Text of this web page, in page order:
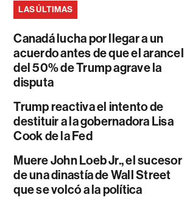
LAS ÚLTIMAS
Canadá lucha por llegar a un
acuerdo antes de que el arancel
del 50% de Trump agrave la
disputa
Trump reactiva el intento de
destituir a la gobernadora Lisa
Cook de la Fed
Muere John Loeb Jr., el sucesor
de una dinastía de Wall Street
que se volcó a la política